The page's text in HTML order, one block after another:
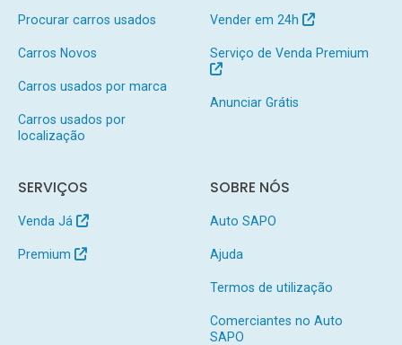
Procurar carros usados
Carros Novos
Carros usados por marca
Carros usados por
localização
Vender em 24h
Serviço de Venda Premium
Anunciar Grátis
SERVIÇOS
Venda Já
Premium
SOBRE NÓS
Auto SAPO
Ajuda
Termos de utilização
Comerciantes no Auto
SAPO